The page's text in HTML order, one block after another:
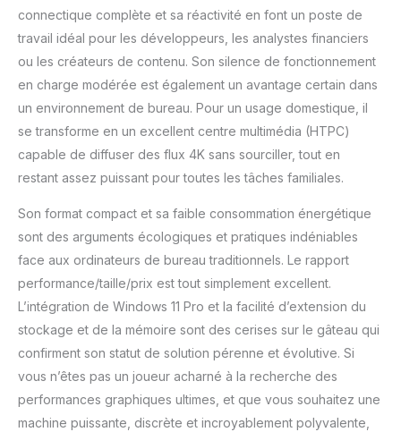
connectique complète et sa réactivité en font un poste de
travail idéal pour les développeurs, les analystes financiers
ou les créateurs de contenu. Son silence de fonctionnement
en charge modérée est également un avantage certain dans
un environnement de bureau. Pour un usage domestique, il
se transforme en un excellent centre multimédia (HTPC)
capable de diffuser des flux 4K sans sourciller, tout en
restant assez puissant pour toutes les tâches familiales.
Son format compact et sa faible consommation énergétique
sont des arguments écologiques et pratiques indéniables
face aux ordinateurs de bureau traditionnels. Le rapport
performance/taille/prix est tout simplement excellent.
L’intégration de Windows 11 Pro et la facilité d’extension du
stockage et de la mémoire sont des cerises sur le gâteau qui
confirment son statut de solution pérenne et évolutive. Si
vous n’êtes pas un joueur acharné à la recherche des
performances graphiques ultimes, et que vous souhaitez une
machine puissante, discrète et incroyablement polyvalente,